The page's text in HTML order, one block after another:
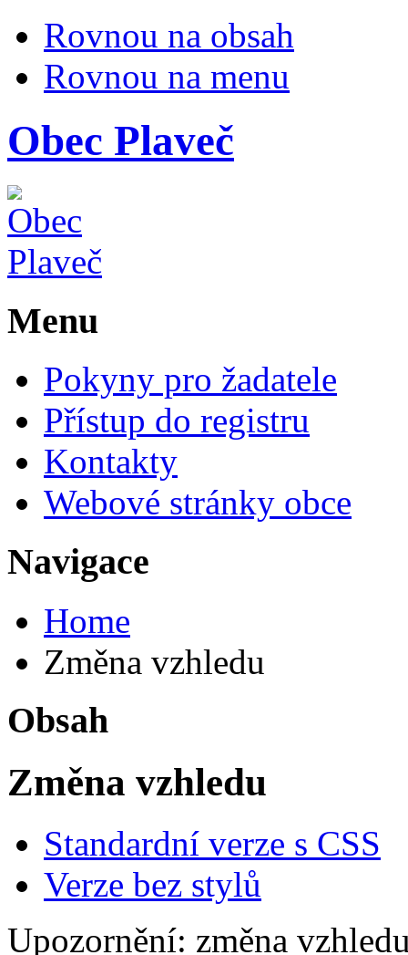
Rovnou na obsah
Rovnou na menu
Obec Plaveč
Menu
Pokyny pro žadatele
Přístup do registru
Kontakty
Webové stránky obce
Navigace
Home
Změna vzhledu
Obsah
Změna vzhledu
Standardní verze s CSS
Verze bez stylů
Upozornění: změna